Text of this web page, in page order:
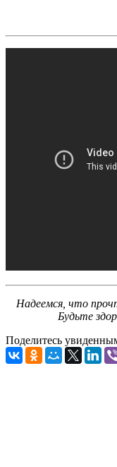
Надеемся, что
Будьте
Поделитесь